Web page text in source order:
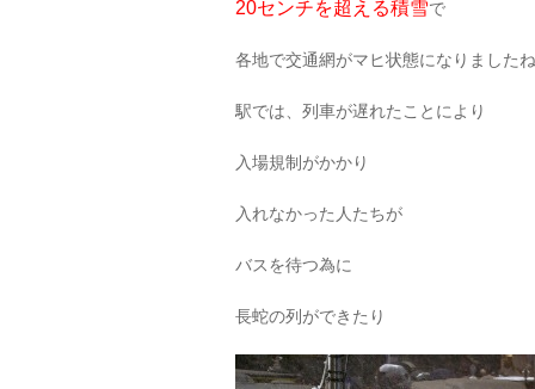
20センチを超える積雪で
各地で交通網がマヒ状態になりました
駅では、列車が遅れたことにより
入場規制がかかり
入れなかった人たちが
バスを待つ為に
長蛇の列ができたり